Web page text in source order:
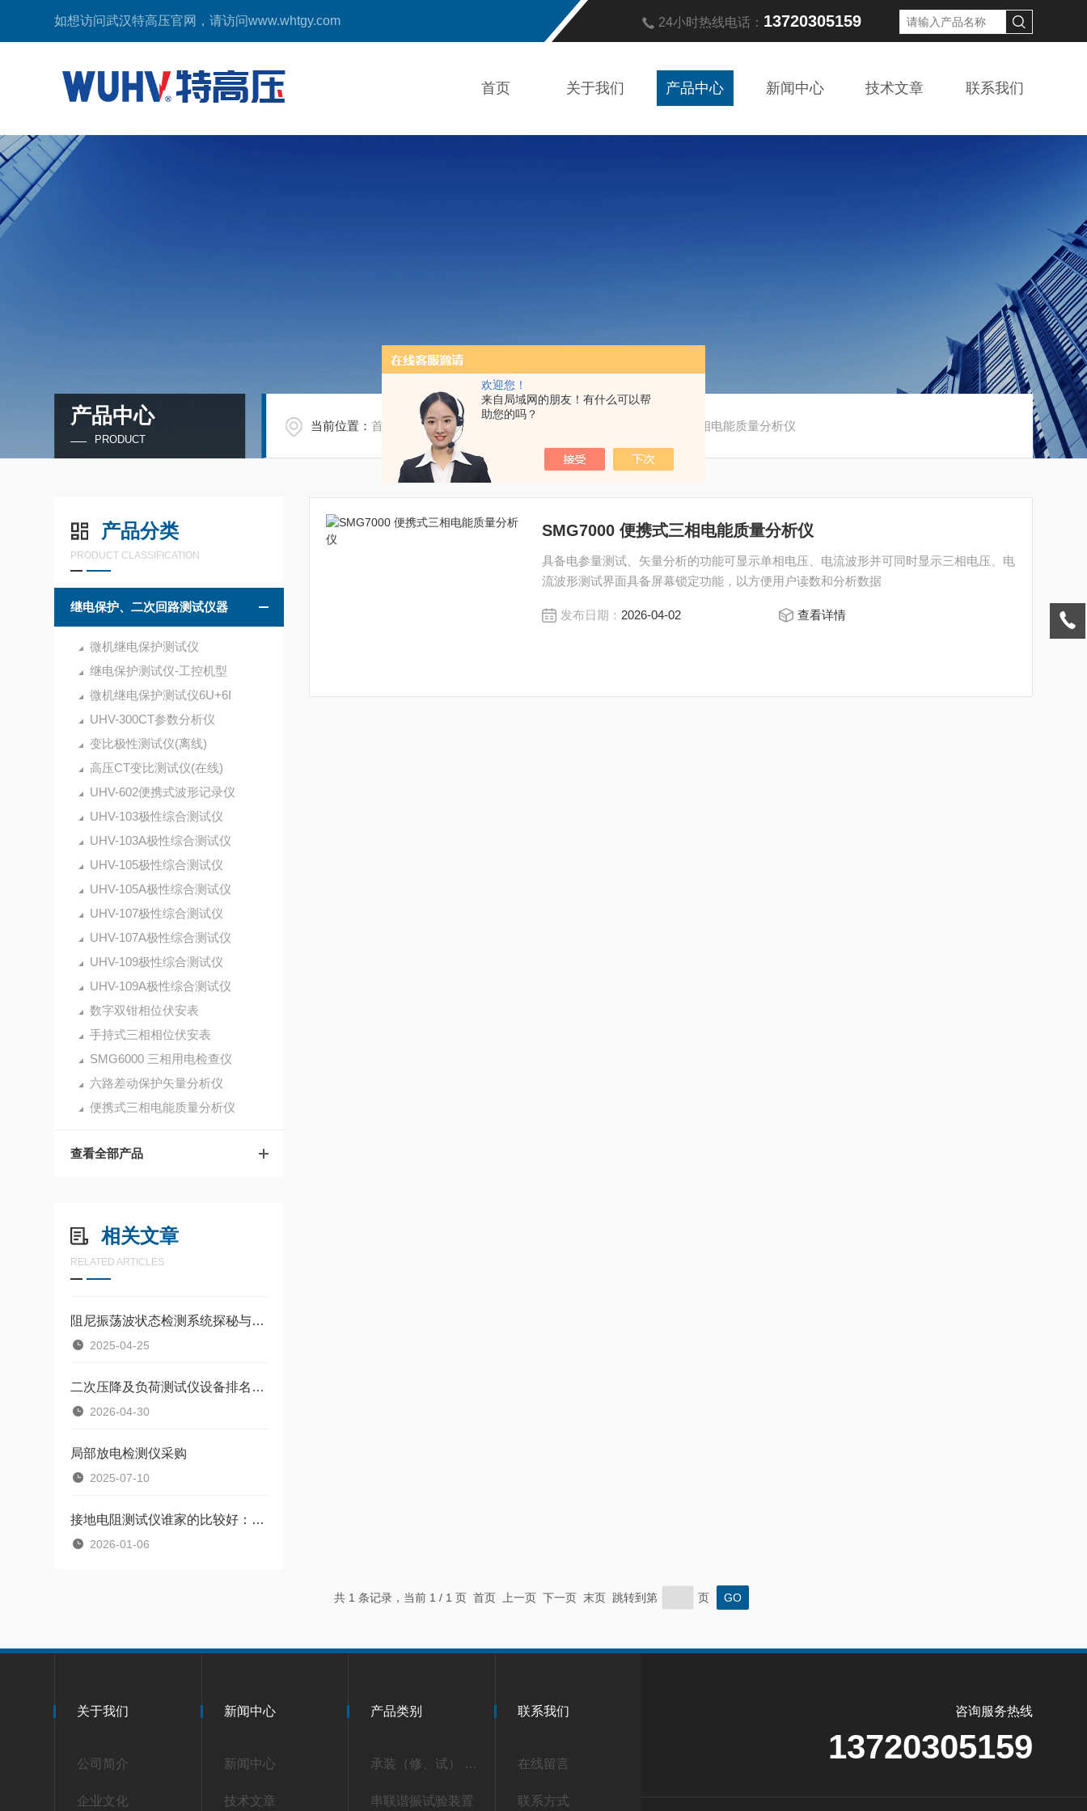
欢迎您！
来自局域网的朋友！有什么可以帮
助您的吗？
如想访问武汉特高压官网，请访问www.whtgy.com 24小时热线电话： 13720305159
首页 关于我们 产品中心 新闻中心 技术文章 联系我们
产品中心
PRODUCT
当前位置：首页 产品中心/ 便携式三相电能质量分析仪
产品分类
PRODUCT CLASSIFICATION
继电保护、二次回路测试仪器
微机继电保护测试仪
继电保护测试仪-工控机型
微机继电保护测试仪6U+6I
UHV-300CT参数分析仪
变比极性测试仪(离线)
高压CT变比测试仪(在线)
UHV-602便携式波形记录仪
UHV-103极性综合测试仪
UHV-103A极性综合测试仪
UHV-105极性综合测试仪
UHV-105A极性综合测试仪
UHV-107极性综合测试仪
UHV-107A极性综合测试仪
UHV-109极性综合测试仪
UHV-109A极性综合测试仪
数字双钳相位伏安表
手持式三相相位伏安表
SMG6000 三相用电检查仪
六路差动保护矢量分析仪
便携式三相电能质量分析仪
查看全部产品
相关文章
RELATED ARTICLES
阻尼振荡波状态检测系统探秘与应用
2025-04-25
二次压降及负荷测试仪设备排名：武汉特高压测试仪的应用实践
2026-04-30
局部放电检测仪采购
2025-07-10
接地电阻测试仪谁家的比较好：一个接地电阻测试仪品牌的流向规划与阻抗勘验
2026-01-06
SMG7000 便携式三相电能质量分析仪
具备电参量测试、矢量分析的功能可显示单相电压、电流波形并可同时显示三相电压、电
流波形测试界面具备屏幕锁定功能，以方便用户读数和分析数据
发布日期： 2026-04-02 查看详情
共 1 条记录，当前 1 / 1 页 首页 上一页 下一页 末页 跳转到第 页
关于我们
公司简介
企业文化
新闻中心
新闻中心
技术文章
产品类别
承装（修、试） 承试类仪器
串联谐振试验装置
联系我们
在线留言
联系方式
咨询服务热线
13720305159